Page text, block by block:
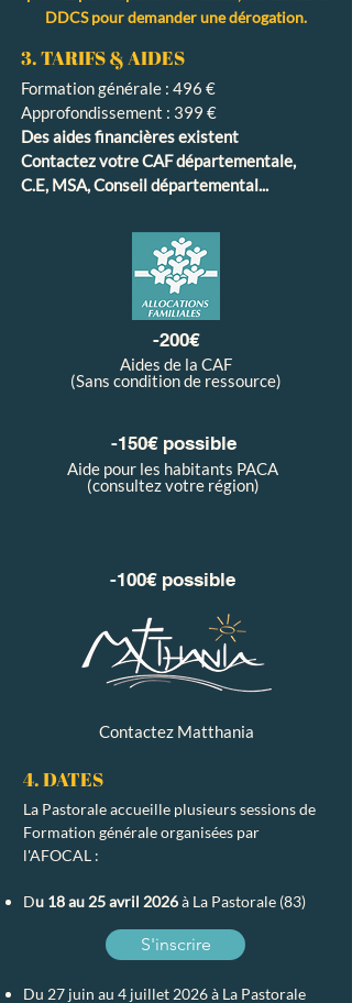
DDCS pour demander une dérogation.
3. TARIFS & AIDES
Formation générale : 496 €
Approfondissement : 399 €
Des aides financières existent
Contactez votre CAF départementale,
C.E, MSA, Conseil départemental...
-200€
Aides de la CAF
(Sans condition de ressource)
-150€ possible
Aide pour les habitants PACA
(consultez votre région)
-100€ possible
Contactez Matthania
4. DATES
La Pastorale accueille plusieurs sessions de
Formation générale organisées par
l'AFOCAL :
Du 18 au 25 avril 2026à La Pastorale (83)
Du 27 juin au 4 juillet 2026 à La Pastorale
S'inscrire